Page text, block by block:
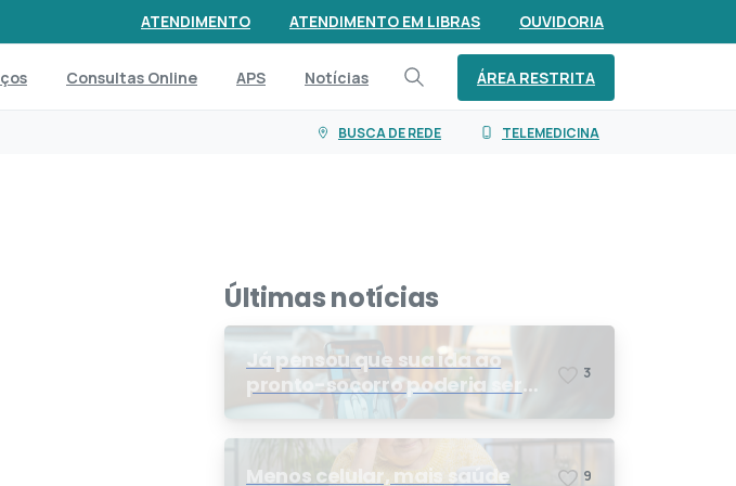
ATENDIMENTO ATENDIMENTO EM LIBRAS OUVIDORIA
Consultas Online APS Notícias ÁREA RESTRITA
BUSCA DE REDE TELEMEDICINA
Últimas notícias
Já pensou que sua ida ao
pronto-socorro poderia ser
resolvida por telemedicina?
3
Menos celular, mais saúde 9